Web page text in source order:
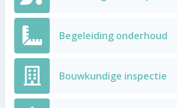
Begeleiding onderhoud
Bouwkundige inspectie